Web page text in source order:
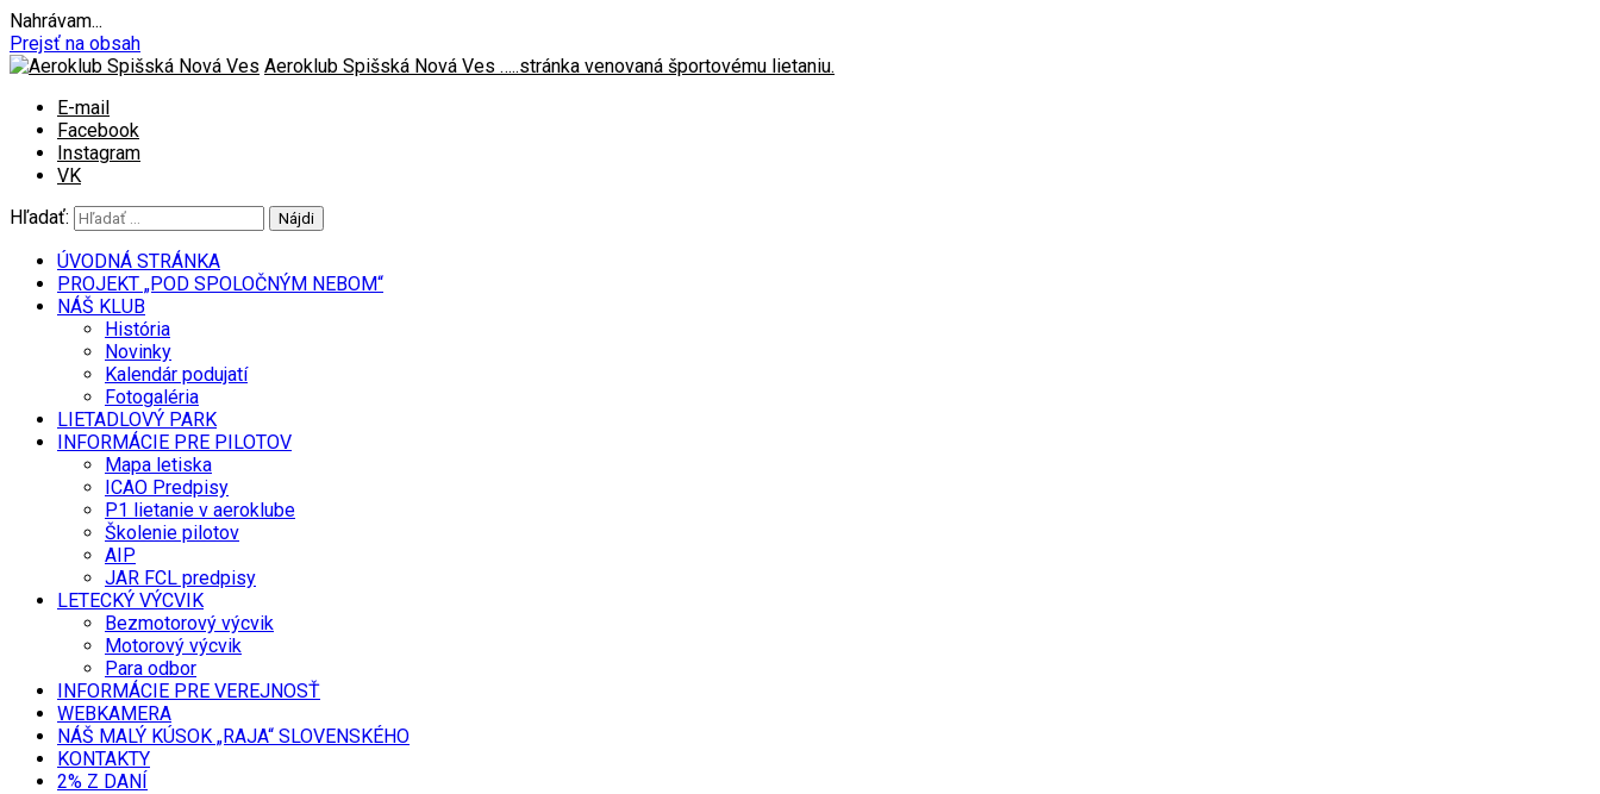
Nahrávam...
Prejsť na obsah
Aeroklub Spišská Nová Ves …..stránka venovaná športovému lietaniu.
E-mail
Facebook
Instagram
VK
Hľadať:
ÚVODNÁ STRÁNKA
PROJEKT „POD SPOLOČNÝM NEBOM“
NÁŠ KLUB
História
Novinky
Kalendár podujatí
Fotogaléria
LIETADLOVÝ PARK
INFORMÁCIE PRE PILOTOV
Mapa letiska
ICAO Predpisy
P1 lietanie v aeroklube
Školenie pilotov
AIP
JAR FCL predpisy
LETECKÝ VÝCVIK
Bezmotorový výcvik
Motorový výcvik
Para odbor
INFORMÁCIE PRE VEREJNOSŤ
WEBKAMERA
NÁŠ MALÝ KÚSOK „RAJA“ SLOVENSKÉHO
KONTAKTY
2% Z DANÍ